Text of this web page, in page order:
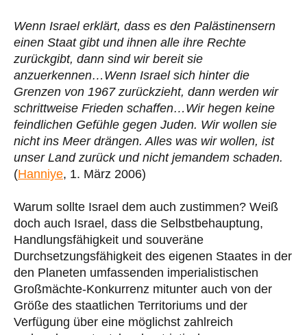
Wenn Israel erklärt, dass es den Palästinensern
einen Staat gibt und ihnen alle ihre Rechte
zurückgibt, dann sind wir bereit sie
anzuerkennen…Wenn Israel sich hinter die
Grenzen von 1967 zurückzieht, dann werden wir
schrittweise Frieden schaffen…Wir hegen keine
feindlichen Gefühle gegen Juden. Wir wollen sie
nicht ins Meer drängen. Alles was wir wollen, ist
unser Land zurück und nicht jemandem schaden.
(Hanniye, 1. März 2006)
Warum sollte Israel dem auch zustimmen? Weiß
doch auch Israel, dass die Selbstbehauptung,
Handlungsfähigkeit und souveräne
Durchsetzungsfähigkeit des eigenen Staates in der
den Planeten umfassenden imperialistischen
Großmächte-Konkurrenz mitunter auch von der
Größe des staatlichen Territoriums und der
Verfügung über eine möglichst zahlreich